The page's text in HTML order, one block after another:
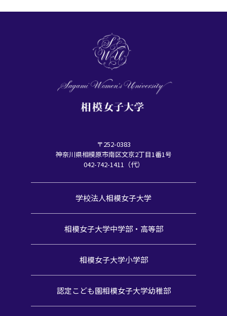
〒252-0383
神奈川県相模原市南区文京2丁目1番1号
042-742-1411（代）
学校法人相模女子大学
相模女子大学中学部・高等部
相模女子大学小学部
認定こども園相模女子大学幼稚部